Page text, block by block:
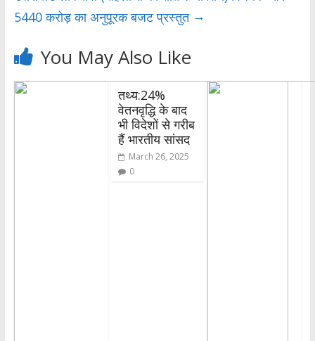
5440 करोड़ का अनुपूरक बजट प्रस्तुत →
You May Also Like
तथ्य:24%
वेतनवृद्धि के बाद
भी विदेशों से गरीब
हैं भारतीय सांसद
March 26, 2025
0